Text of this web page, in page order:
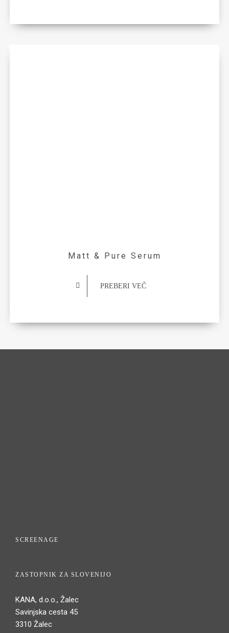
Matt & Pure Serum
PREBERI VEČ
SCREENAGE
ZASTOPNIK ZA SLOVENIJO
KANA, d.o.o., Žalec
Savinjska cesta 45
3310 Žalec